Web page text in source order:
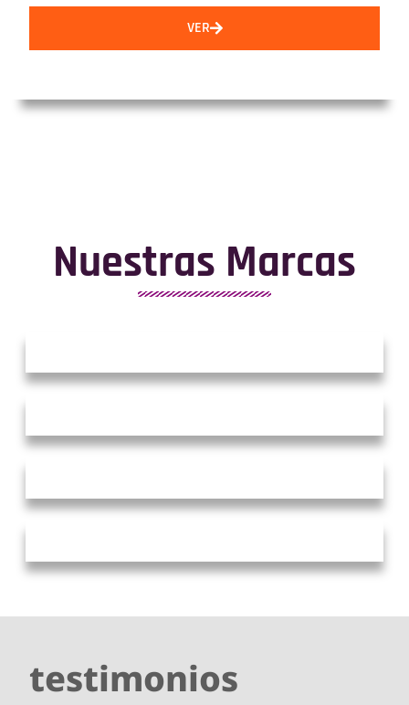
VER
Nuestras Marcas
testimonios